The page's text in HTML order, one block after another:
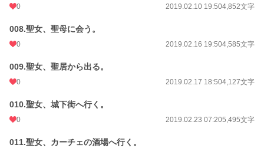
0 2019.02.10 19:504,852文字
008.聖女、聖母に会う。
0 2019.02.16 19:504,585文字
009.聖女、聖居から出る。
0 2019.02.17 18:504,127文字
010.聖女、城下街へ行く。
0 2019.02.23 07:205,495文字
011.聖女、カーチェの酒場へ行く。